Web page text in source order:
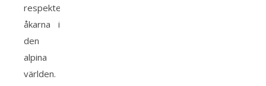
respekterade
åkarna i
den
alpina
världen.